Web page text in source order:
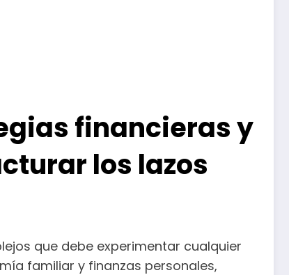
financieras y
los lazos
que debe experimentar cualquier
familiar y finanzas personales,